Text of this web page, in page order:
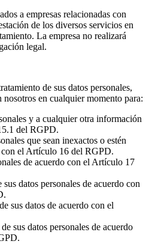
a empresas relacionadas con
de los diversos servicios en
La empresa no realizará
legal.
de sus datos personales,
nosotros en cualquier momento para:
y a cualquier otra información
del RGPD.
que sean inexactos o estén
el Artículo 16 del RGPD.
de acuerdo con el Artículo 17
datos personales de acuerdo con
sus datos de acuerdo con el
sus datos personales de acuerdo